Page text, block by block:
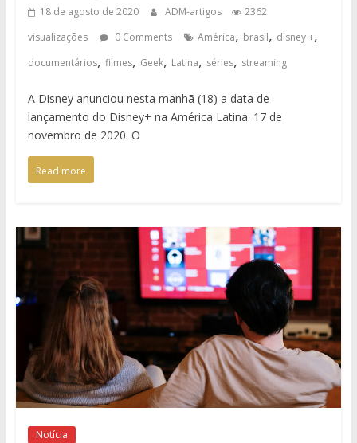
18 de agosto de 2020 ADM-artigos
2362
visualizações
0 Comments América, brasil, disney +,
documentários, filmes, Geek, Latina, séries, streaming
A Disney anunciou nesta manhã (18) a data de
lançamento do Disney+ na América Latina: 17 de
novembro de 2020. O
Read more
Notícia